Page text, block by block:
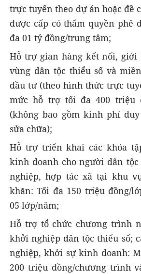
trực tuyến theo dự án hoặc đề
được cấp có thẩm quyền phê
đa 01 tỷ đồng/trung tâm;
Hỗ trợ gian hàng kết nối, giới
vùng dân tộc thiểu số và
đầu tư (theo hình thức trực
mức hỗ trợ tối đa 400 triệu
(không bao gồm kinh phí
sửa chữa);
Hỗ trợ triển khai các khóa
kinh doanh cho người dân tộc
nghiệp, hợp tác xã tại khu
khăn: Tối đa 150 triệu đồng/
05 lớp/năm;
Hỗ trợ tổ chức chương trình
khởi nghiệp dân tộc thiểu số;
nghiệp, khởi sự kinh doanh:
200 triệu đồng/chương trình